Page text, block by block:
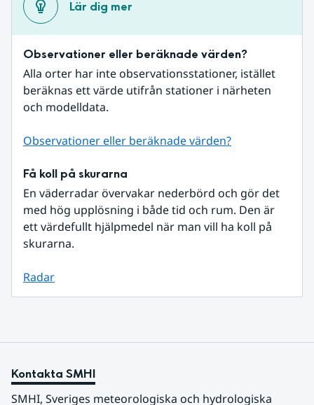
Lär dig mer
Observationer eller beräknade värden?
Alla orter har inte observationsstationer, istället
beräknas ett värde utifrån stationer i närheten
och modelldata.
Observationer eller beräknade värden?
Få koll på skurarna
En väderradar övervakar nederbörd och gör det
med hög upplösning i både tid och rum. Den är
ett värdefullt hjälpmedel när man vill ha koll på
skurarna.
Radar
Kontakta SMHI
SMHI, Sveriges meteorologiska och hydrologiska